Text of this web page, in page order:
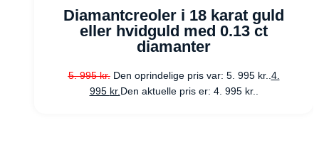
Diamantcreoler i 18 karat guld
eller hvidguld med 0.13 ct
diamanter
5. 995kr. Den oprindelige pris var: 5. 995 kr.. 4.
995 kr. Den aktuelle pris er: 4. 995 kr..